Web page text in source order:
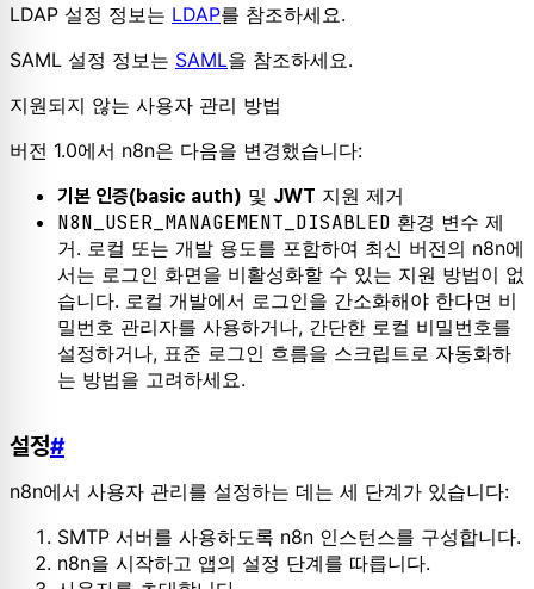
LDAP 설정 정보는 LDAP를 참조하세요.
SAML 설정 정보는 SAML을 참조하세요.
지원되지 않는 사용자 관리 방법
버전 1.0에서 n8n은 다음을 변경했습니다:
기본 인증(basic auth) 및 JWT 지원 제거
N8N_USER_MANAGEMENT_DISABLED 환경 변수 제
거. 로컬 또는 개발 용도를 포함하여 최신 버전의 n8n에
서는 로그인 화면을 비활성화할 수 있는 지원 방법이 없
습니다. 로컬 개발에서 로그인을 간소화해야 한다면 비
밀번호 관리자를 사용하거나, 간단한 로컬 비밀번호를
설정하거나, 표준 로그인 흐름을 스크립트로 자동화하
는 방법을 고려하세요.
설정#
n8n에서 사용자 관리를 설정하는 데는 세 단계가 있습니다:
SMTP 서버를 사용하도록 n8n 인스턴스를 구성합니다.
n8n을 시작하고 앱의 설정 단계를 따릅니다.